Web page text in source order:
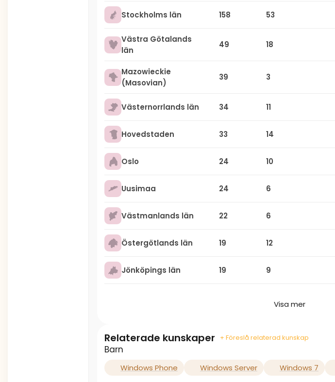
Stockholms län 158 53
Västra Götalands
län
49 18
Mazowieckie
(Masovian)
39 3
Västernorrlands län 34 11
Hovedstaden 33 14
Oslo 24 10
Uusimaa 24 6
Västmanlands län 22 6
Östergötlands län 19 12
Jönköpings län 19 9
Visa mer
Relaterade kunskaper + Föreslå relaterad kunskap
Barn
Windows Phone Windows Server Windows 7